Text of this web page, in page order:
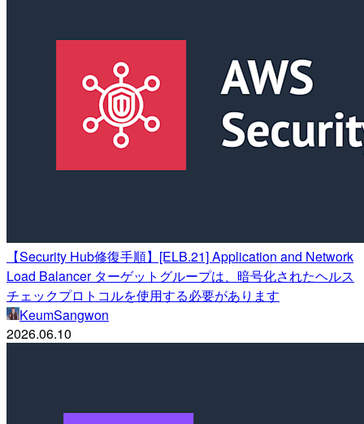
【Security Hub修復手順】[ELB.21] Application and Network
Load Balancer ターゲットグループは、暗号化されたヘルス
チェックプロトコルを使用する必要があります
KeumSangwon
2026.06.10